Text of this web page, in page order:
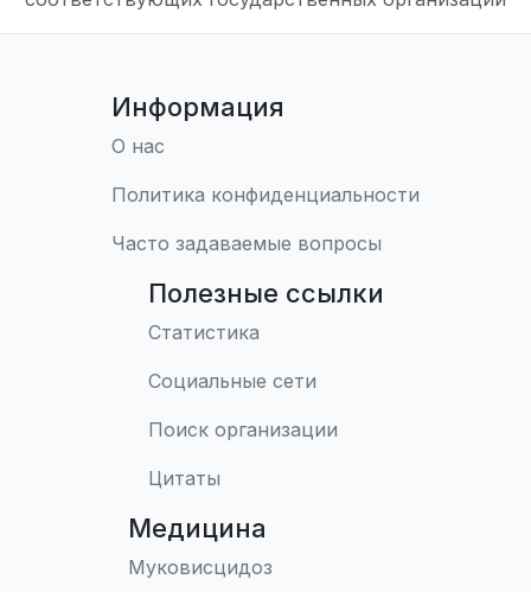
Информация
О нас
Политика конфиденциальности
Часто задаваемые вопросы
Полезные ссылки
Статистика
Социальные сети
Поиск организации
Цитаты
Медицина
Муковисцидоз